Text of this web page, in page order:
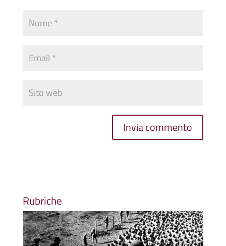
Rubriche